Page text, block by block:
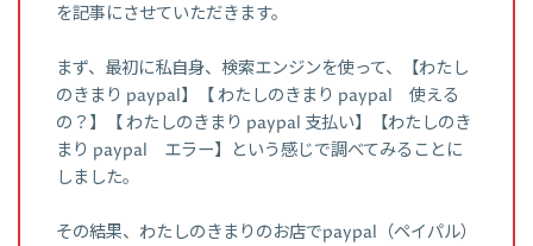
を記事にさせていただきます。
まず、最初に私自身、検索エンジンを使って、【わたし
のきまり paypal】【 わたしのきまり paypal 使える
の？】【 わたしのきまり paypal 支払い】【わたしのき
まり paypal エラー】という感じで調べてみることに
しました。
その結果、わたしのきまりのお店でpaypal（ペイパル）